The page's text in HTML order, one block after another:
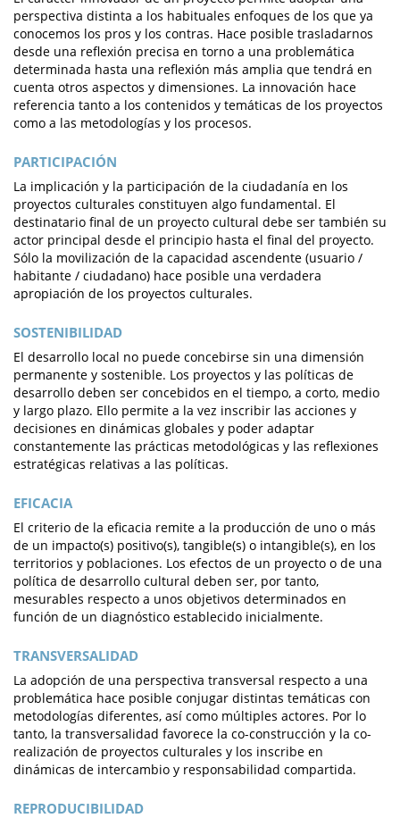
perspectiva distinta a los habituales enfoques de los que ya
conocemos los pros y los contras. Hace posible trasladarnos
desde una reflexión precisa en torno a una problemática
determinada hasta una reflexión más amplia que tendrá en
cuenta otros aspectos y dimensiones. La innovación hace
referencia tanto a los contenidos y temáticas de los proyectos
como a las metodologías y los procesos.
PARTICIPACIÓN
La implicación y la participación de la ciudadanía en los
proyectos culturales constituyen algo fundamental. El
destinatario final de un proyecto cultural debe ser también su
actor principal desde el principio hasta el final del proyecto.
Sólo la movilización de la capacidad ascendente (usuario /
habitante / ciudadano) hace posible una verdadera
apropiación de los proyectos culturales.
SOSTENIBILIDAD
El desarrollo local no puede concebirse sin una dimensión
permanente y sostenible. Los proyectos y las políticas de
desarrollo deben ser concebidos en el tiempo, a corto, medio
y largo plazo. Ello permite a la vez inscribir las acciones y
decisiones en dinámicas globales y poder adaptar
constantemente las prácticas metodológicas y las reflexiones
estratégicas relativas a las políticas.
EFICACIA
El criterio de la eficacia remite a la producción de uno o más
de un impacto(s) positivo(s), tangible(s) o intangible(s), en los
territorios y poblaciones. Los efectos de un proyecto o de una
política de desarrollo cultural deben ser, por tanto,
mesurables respecto a unos objetivos determinados en
función de un diagnóstico establecido inicialmente.
TRANSVERSALIDAD
La adopción de una perspectiva transversal respecto a una
problemática hace posible conjugar distintas temáticas con
metodologías diferentes, así como múltiples actores. Por lo
tanto, la transversalidad favorece la co-construcción y la co-
realización de proyectos culturales y los inscribe en
dinámicas de intercambio y responsabilidad compartida.
REPRODUCIBILIDAD